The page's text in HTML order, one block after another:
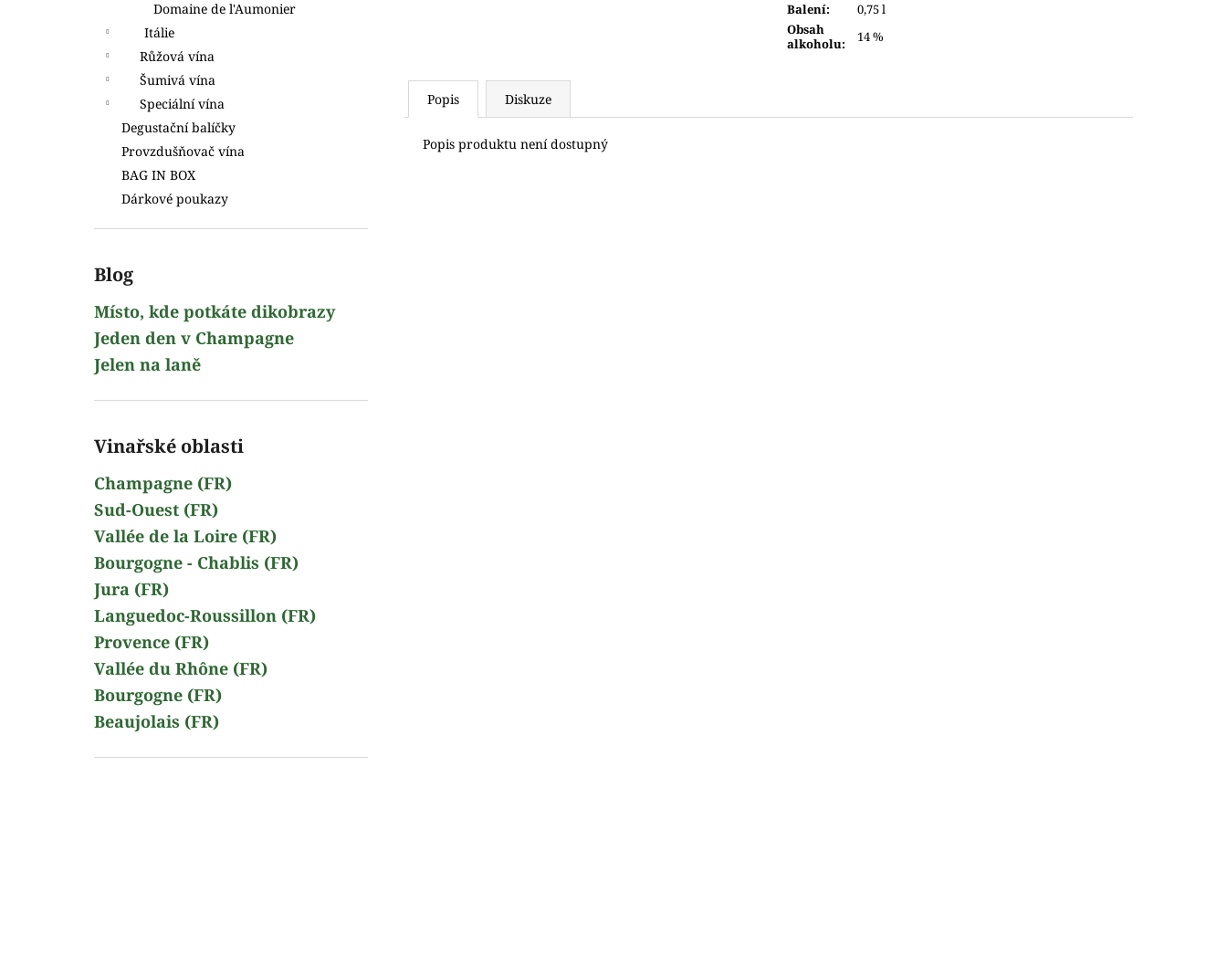
Domaine de l'Aumonier
Itálie
Růžová vína
Šumivá vína
Speciální vína
Degustační balíčky
Provzdušňovač vína
BAG IN BOX
Dárkové poukazy
Blog
Místo, kde potkáte dikobrazy
Jeden den v Champagne
Jelen na laně
Vinařské oblasti
Champagne (FR)
Sud-Ouest (FR)
Vallée de la Loire (FR)
Bourgogne - Chablis (FR)
Jura (FR)
Languedoc-Roussillon (FR)
Provence (FR)
Vallée du Rhône (FR)
Bourgogne (FR)
Beaujolais (FR)
Balení:
0,75 l
Obsah
alkoholu: 14 %
Popis Diskuze
Popis produktu není dostupný